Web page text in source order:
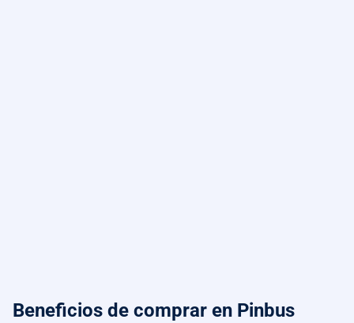
Beneficios de comprar en Pinbus